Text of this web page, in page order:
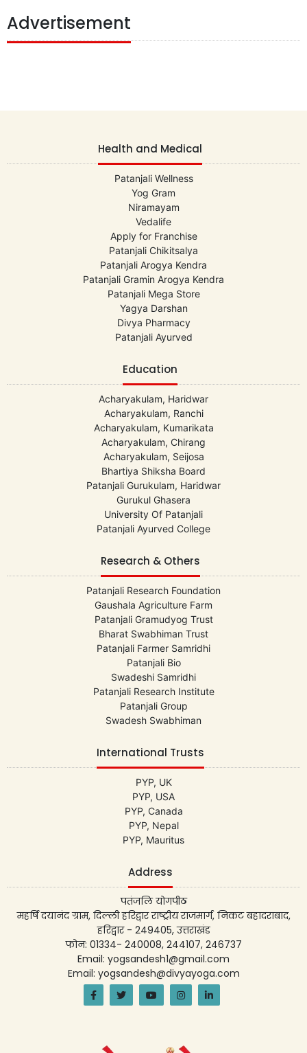
Advertisement
Health and Medical
Patanjali Wellness
Yog Gram
Niramayam
Vedalife
Apply for Franchise
Patanjali Chikitsalya
Patanjali Arogya Kendra
Patanjali Gramin Arogya Kendra
Patanjali Mega Store
Yagya Darshan
Divya Pharmacy
Patanjali Ayurved
Education
Acharyakulam, Haridwar
Acharyakulam, Ranchi
Acharyakulam, Kumarikata
Acharyakulam, Chirang
Acharyakulam, Seijosa
Bhartiya Shiksha Board
Patanjali Gurukulam, Haridwar
Gurukul Ghasera
University Of Patanjali
Patanjali Ayurved College
Research & Others
Patanjali Research Foundation
Gaushala Agriculture Farm
Patanjali Gramudyog Trust
Bharat Swabhiman Trust
Patanjali Farmer Samridhi
Patanjali Bio
Swadeshi Samridhi
Patanjali Research Institute
Patanjali Group
Swadesh Swabhiman
International Trusts
PYP, UK
PYP, USA
PYP, Canada
PYP, Nepal
PYP, Mauritus
Address
पतंजलि योगपीठ
महर्षि दयानंद ग्राम, दिल्ली हरिद्वार राष्ट्रीय राजमार्ग, निकट बहादराबाद,
हरिद्वार - 249405, उत्तराखंड
फोन: 01334- 240008, 244107, 246737
Email: yogsandesh1@gmail.com
Email: yogsandesh@divyayoga.com